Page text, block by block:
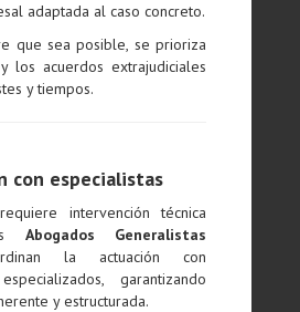
adaptada al caso concreto.
que sea posible, se prioriza
los acuerdos extrajudiciales
y tiempos.
con especialistas
intervención técnica
Abogados Generalistas
la actuación con
garantizando
y estructurada.